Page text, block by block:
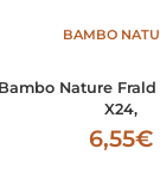
BAMBO
Bambo Nature Frald
X24,
6,55€